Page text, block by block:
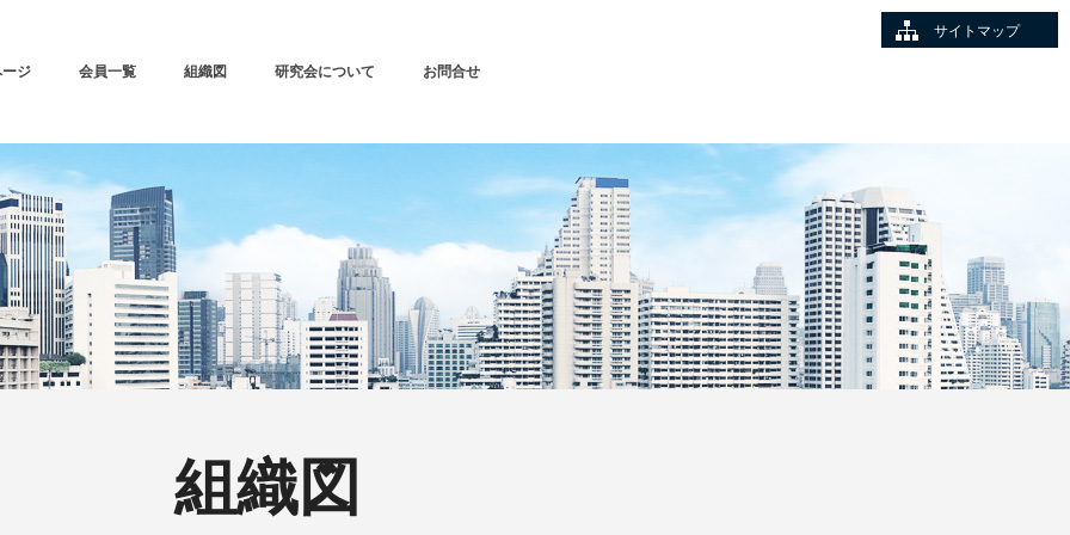
ジ 会員一覧 組織図 研究会について お問合せ
サイトマップ
組織図